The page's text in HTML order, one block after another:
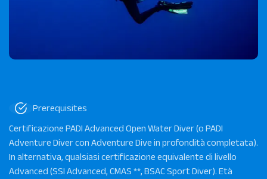
Prerequisites
Certificazione PADI Advanced Open Water Diver (o PADI
Adventure Diver con Adventure Dive in profondità completata).
In alternativa, qualsiasi certificazione equivalente di livello
Advanced (SSI Advanced, CMAS **, BSAC Sport Diver). Età